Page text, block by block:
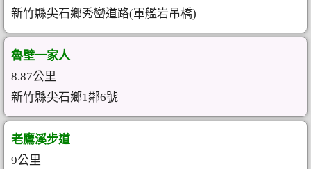
新竹縣尖石鄉秀巒道路(軍艦岩吊橋)
魯壁一家人
8.87公里
新竹縣尖石鄉1鄰6號
老鷹溪步道
9公里